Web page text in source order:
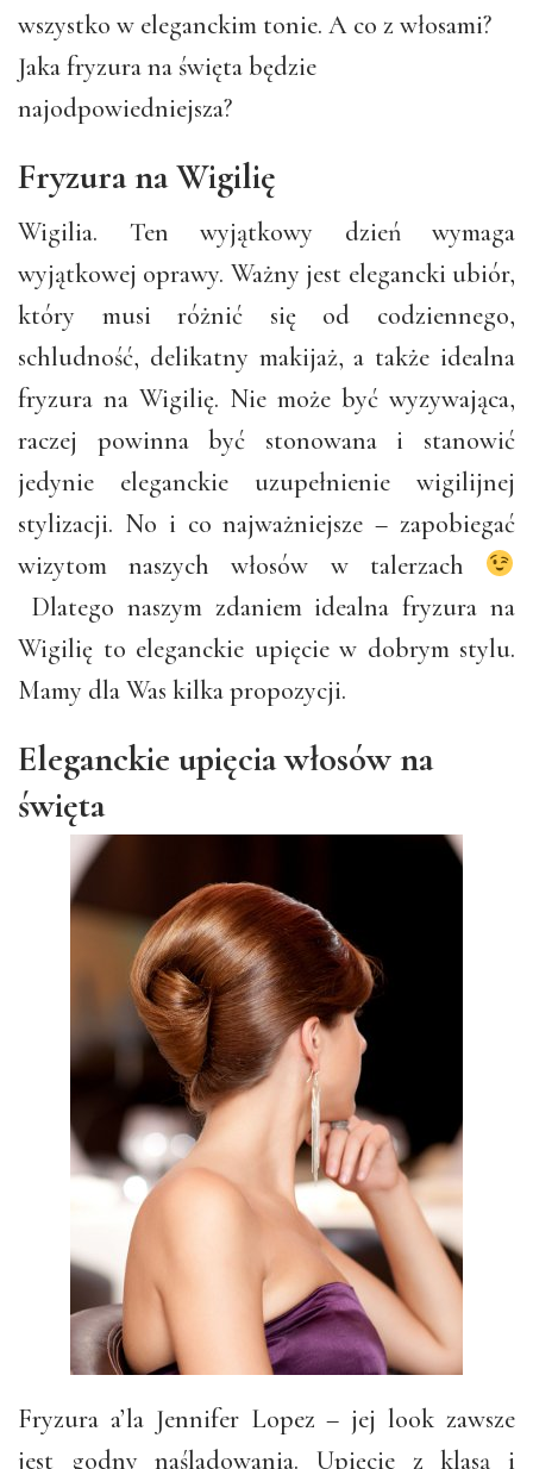
wszystko w eleganckim tonie. A co z włosami?
Jaka fryzura na święta będzie
najodpowiedniejsza?
Fryzura na Wigilię
Wigilia. Ten wyjątkowy dzień wymaga
wyjątkowej oprawy. Ważny jest elegancki ubiór,
który musi różnić się od codziennego,
schludność, delikatny makijaż, a także idealna
fryzura na Wigilię. Nie może być wyzywająca,
raczej powinna być stonowana i stanowić
jedynie eleganckie uzupełnienie wigilijnej
stylizacji. No i co najważniejsze – zapobiegać
wizytom naszych włosów w talerzach
Dlatego naszym zdaniem idealna fryzura na
Wigilię to eleganckie upięcie w dobrym stylu.
Mamy dla Was kilka propozycji.
Eleganckie upięcia włosów na
święta
Fryzura a’la Jennifer Lopez – jej look zawsze
jest godny naśladowania. Upięcie z klasą i